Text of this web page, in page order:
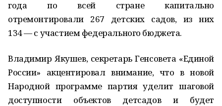
года по всей стране капитально
отремонтировали 267 детских садов, из них
134 — с участием федерального бюджета.
Владимир Якушев, секретарь Генсовета «Единой
России» акцентировал внимание, что в новой
Народной программе партия уделит шаговой
доступности объектов детсадов и будет